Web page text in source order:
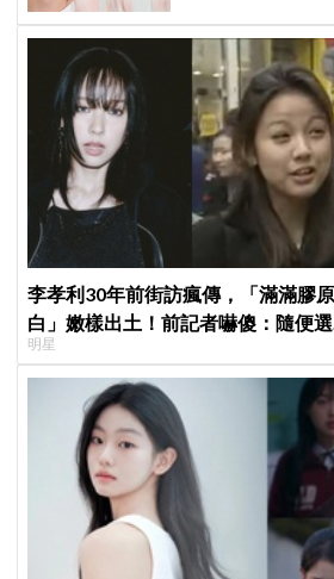
李孝利30年前街訪瘋傳，「滿滿膠
白」嫩樣出土！前記者嚇傻：隨便選
傳奇
明星